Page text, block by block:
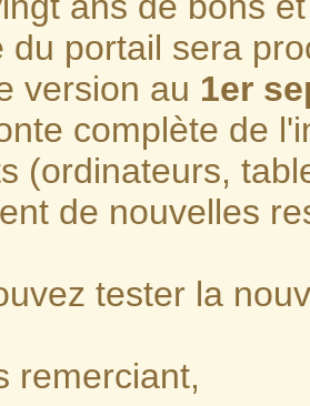
du portail sera
version au 1er
complète de
(ordinateurs,
de nouvelles
tester la
remerciant,